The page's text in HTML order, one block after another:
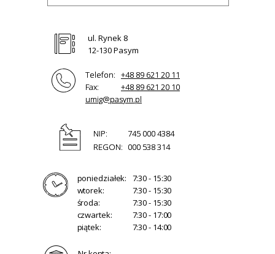
ul. Rynek 8
12-130 Pasym
Telefon: +48 89 621 20 11
Fax:
+48 89 621 20 10
umig@pasym.pl
NIP:
745 000 4384
REGON: 000 538 314
poniedziałek:
7:30 - 15:30
wtorek:
7:30 - 15:30
środa:
7:30 - 15:30
czwartek:
7:30 - 17:00
piątek:
7:30 - 14:00